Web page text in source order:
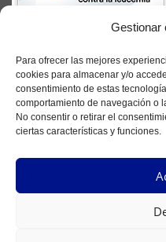
Gestionar
Para ofrecer las mejores
cookies para almacenar y/o
consentimiento de estas
comportamiento de navegación o
No consentir o retirar el
ciertas características y funciones.
SUSCRÍBETE
Facebook
Instagram
YouTube